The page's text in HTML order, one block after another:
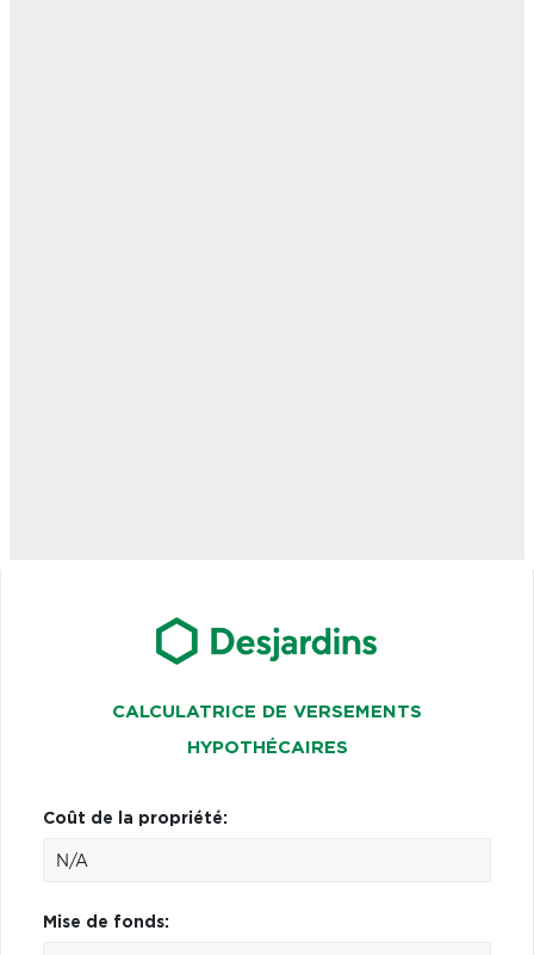
CALCULATRICE DE VERSEMENTS
HYPOTHÉCAIRES
Coût de la propriété:
Mise de fonds: